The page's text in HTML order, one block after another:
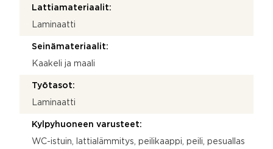
Lattiamateriaalit:
Laminaatti
Seinämateriaalit:
Kaakeli ja maali
Työtasot:
Laminaatti
Kylpyhuoneen varusteet:
WC-istuin, lattialämmitys, peilikaappi, peili, pesuallas